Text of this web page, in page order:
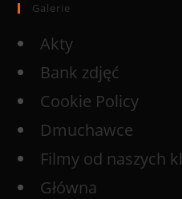
Galerie
Akty
Bank zdjęć
Cookie Policy
Dmuchawce
Filmy od naszych
Główna